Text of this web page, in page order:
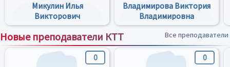
Микулин Илья
Викторович
Владимирова Виктория
Владимировна
Новые преподаватели КТТ Все преподаватели
0 0